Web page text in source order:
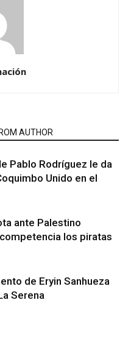
AUTHOR
Pablo Rodríguez le da
Unido en el
ante Palestino
los piratas
de Eryin Sanhueza
Serena